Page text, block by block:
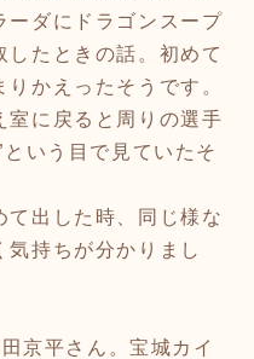
ーダにドラゴンスープ
したときの話。初めて
かえったそうです。
室に戻ると周りの選手
いう目で見ていたそ
て出した時、同じ様な
気持ちが分かりまし
京平さん。宝城カイ